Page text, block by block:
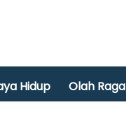
Hidup Olah Raga